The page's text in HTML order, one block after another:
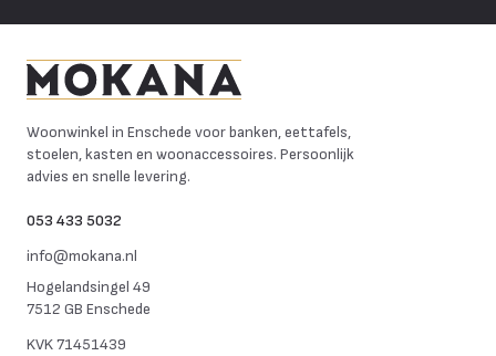
Woonwinkel in Enschede voor banken, eettafels,
stoelen, kasten en woonaccessoires. Persoonlijk
advies en snelle levering.
053 433 5032
info@mokana.nl
Hogelandsingel 49
7512 GB Enschede
KVK71451439